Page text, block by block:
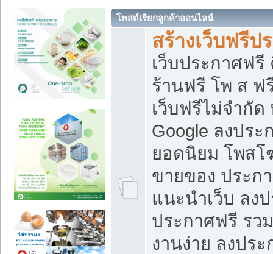
โพสต์เรียกลูกค้าออนไลน์
สร้างเว็บฟรีป
เว็บประกาศฟ
ร้านฟรี โพ ส ฟ
เว็บฟรีไม่จำกัด
Google ลงประ
ยอดนิยม โพส
ขายของ ประก
แนะนำเว็บ ลง
ประกาศฟรี รว
งานง่าย ลงปร